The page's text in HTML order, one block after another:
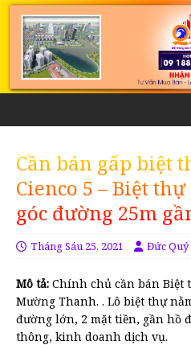
Cần bán gấp biệt
Cienco 5 – Biệt
góc đường 25m
Tháng Sáu 25, 2021 Đức Quý
Mô tả: Chính chủ cần bán Biệt
Mường Thanh. . Lô biệt thự
đường lớn, 2 mặt tiền, gần hồ
thông, kinh doanh dịch vụ.